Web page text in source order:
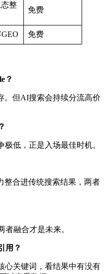
态整
免费
免费
？
。但AI搜索会持续分流高价
低，正是入场最佳时机。
整合进传统搜索结果，两者
者融合才是未来。
用？
心关键词，看结果中有没有